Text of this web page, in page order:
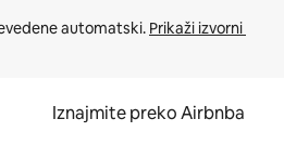
automatski. Prikaži izvorni
Iznajmite preko Airbnba